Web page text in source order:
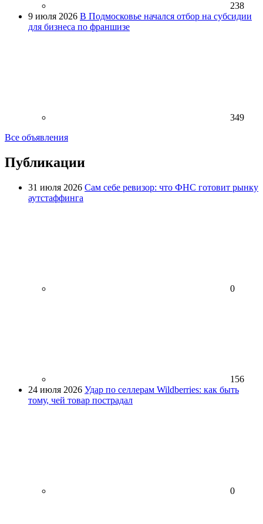
238
9 июля 2026 В Подмосковье начался отбор на субсидии
для бизнеса по франшизе
349
Все объявления
Публикации
31 июля 2026 Сам себе ревизор: что ФНС готовит рынку
аутстаффинга
0
156
24 июля 2026 Удар по селлерам Wildberries: как быть
тому, чей товар пострадал
0